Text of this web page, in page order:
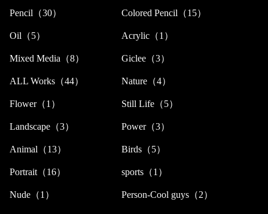
Pencil（30） Colored Pencil（15）
Oil（5） Acrylic（1）
Mixed Media（8） Giclee（3）
ALL Works（44） Nature（4）
Flower（1） Still Life（5）
Landscape（3） Power（3）
Animal（13） Birds（5）
Portrait（16） sports（1）
Nude（1） Person-Cool guys（2）